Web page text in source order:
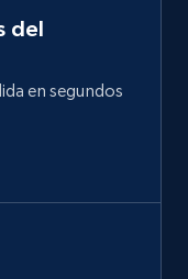
del
en segundos